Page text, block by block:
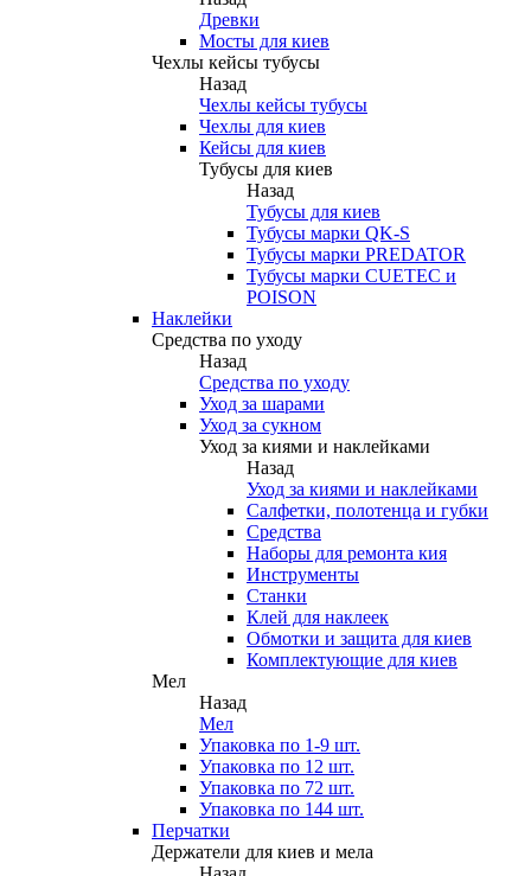
Древки
Мосты для киев
Чехлы кейсы тубусы
Назад
Чехлы кейсы тубусы
Чехлы для киев
Кейсы для киев
Тубусы для киев
Назад
Тубусы для киев
Тубусы марки QK-S
Тубусы марки PREDATOR
Тубусы марки CUETEC и
POISON
Наклейки
Средства по уходу
Назад
Средства по уходу
Уход за шарами
Уход за сукном
Уход за киями и наклейками
Назад
Уход за киями и наклейками
Салфетки, полотенца и губки
Средства
Наборы для ремонта кия
Инструменты
Станки
Клей для наклеек
Обмотки и защита для киев
Комплектующие для киев
Мел
Назад
Мел
Упаковка по 1-9 шт.
Упаковка по 12 шт.
Упаковка по 72 шт.
Упаковка по 144 шт.
Перчатки
Держатели для киев и мела